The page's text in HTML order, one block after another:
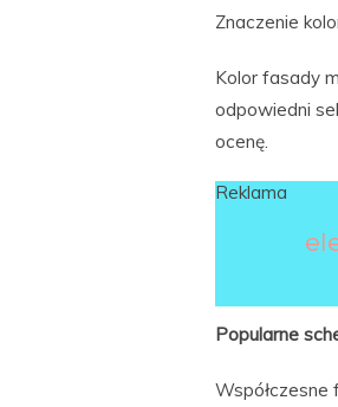
Znaczenie
Kolor fasady
odpowiedni
ocenę.
Reklama
Popularne
Współczesne